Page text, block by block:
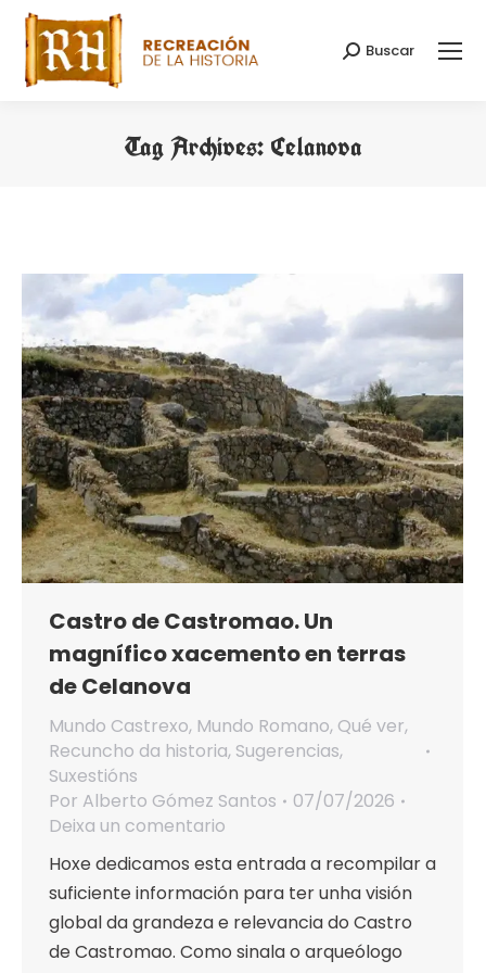
Search:
Buscar
Tag Archives: Celanova
Castro de Castromao. Un
magnífico xacemento en terras
de Celanova
Mundo Castrexo, Mundo Romano, Qué ver,
Recuncho da historia, Sugerencias,
Suxestións
Por Alberto Gómez Santos
07/07/2026
Deixa un comentario
Hoxe dedicamos esta entrada a recompilar a
suficiente información para ter unha visión
global da grandeza e relevancia do Castro
de Castromao. Como sinala o arqueólogo